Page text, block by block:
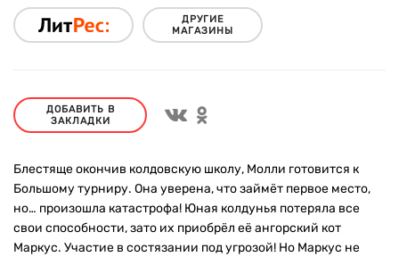
ДРУГИЕ
МАГАЗИНЫ
ДОБАВИТЬ В
ЗАКЛАДКИ
Блестяще окончив колдовскую школу, Молли готовится к
Большому турниру. Она уверена, что займёт первое место,
но… произошла катастрофа! Юная колдунья потеряла все
свои способности, зато их приобрёл её ангорский кот
Маркус. Участие в состязании под угрозой! Но Маркус не